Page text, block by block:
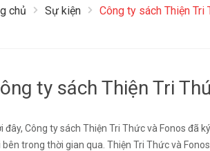
chủ Sự kiện Công ty sách Thiện
ty sách Thiện Tri
đây, Công ty sách Thiện Tri Thức và Fonos đã
bên trong thời gian qua. Thiện Tri Thức và